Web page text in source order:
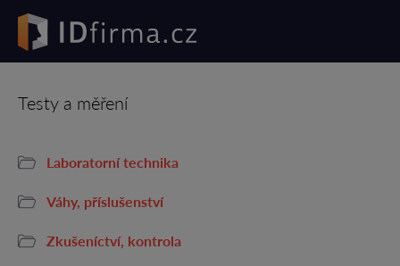
Testy a měření
Laboratorní technika
Váhy, příslušenství
Zkušeníctví, kontrola